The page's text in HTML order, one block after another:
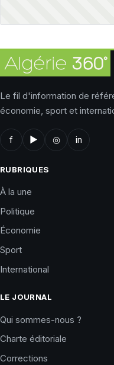
Le fil d'information de
économie, sport et
f ▶ ◎ in
RUBRIQUES
À la une
Politique
Économie
Sport
International
LE JOURNAL
Qui sommes-nous ?
Charte éditoriale
Corrections